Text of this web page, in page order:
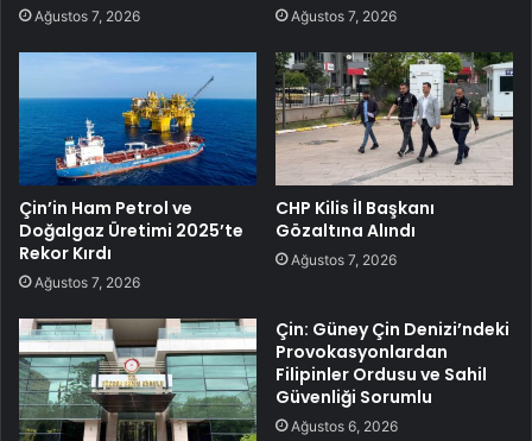
Ağustos 7, 2026 Ağustos 7, 2026
Çin’in Ham Petrol ve
Doğalgaz Üretimi 2025’te
Rekor Kırdı
Ağustos 7, 2026
CHP Kilis İl Başkanı
Gözaltına Alındı
Ağustos 7, 2026
Çin: Güney Çin Denizi’ndeki
Provokasyonlardan
Filipinler Ordusu ve Sahil
Güvenliği Sorumlu
Ağustos 6, 2026